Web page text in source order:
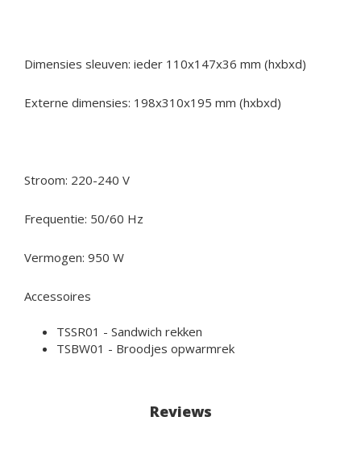
Dimensies sleuven: ieder 110x147x36 mm (hxbxd)
Externe dimensies: 198x310x195 mm (hxbxd)
Stroom: 220-240 V
Frequentie: 50/60 Hz
Vermogen: 950 W
Accessoires
TSSR01 - Sandwich rekken
TSBW01 - Broodjes opwarmrek
Reviews